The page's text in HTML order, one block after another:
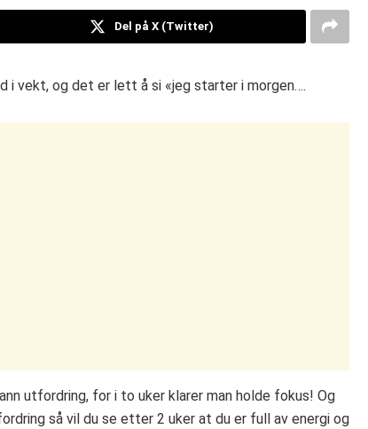
Del på X (Twitter)
i vekt, og det er lett å si «jeg starter i morgen….
utfordring, for i to uker klarer man holde fokus! Og
så vil du se etter 2 uker at du er full av energi og